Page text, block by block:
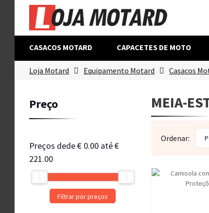
CASACOS MOTARD CAPACETES DE MOTO
Loja Motard Equipamento Motard Casacos
Preço
Preços dede€ 0.00 até€
221.00
Filtrar por preços
MEIA-
Ordenar: